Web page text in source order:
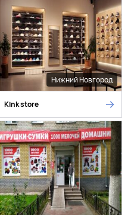
Нижний Новгород
Kink store